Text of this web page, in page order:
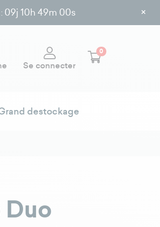
09j 10h 48m 59s ×
Se connecter
0
destockage